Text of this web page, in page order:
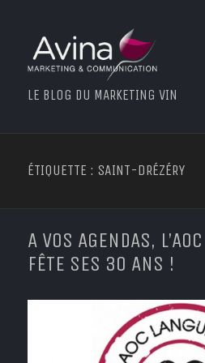
LE BLOG DU MARKETING VIN
ÉTIQUETTE : SAINT-DRÉZÉRY
A VOS AGENDAS,
FÊTE SES 30 ANS !